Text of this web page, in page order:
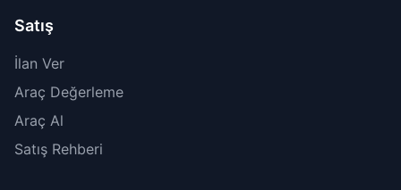
Satış
İlan Ver
Araç Değerleme
Araç Al
Satış Rehberi